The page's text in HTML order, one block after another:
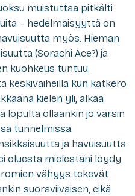
muistuttaa pitkälti
– hedelmäisyyttä on
myös. Hieman
(Sorachi Ace?) ja
kuohkeus tuntuu
keskivaiheilla kun katkero
kielen yli, alkaa
lopulta ollaankin jo varsin
tunnelmissa.
ja havuisuutta.
oluesta mielestäni löydy.
vähyys tekevät
suoraviivaisen, eikä